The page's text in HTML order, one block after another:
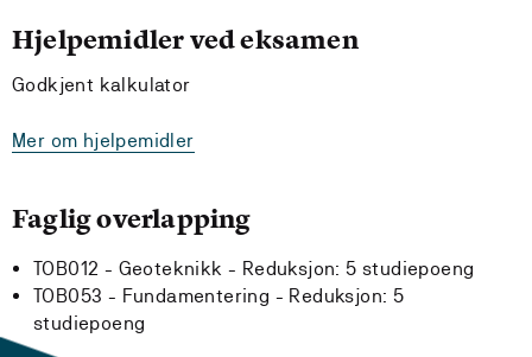
Hjelpemidler ved eksamen
Godkjent kalkulator
Mer om hjelpemidler
Faglig overlapping
TOB012 - Geoteknikk - Reduksjon: 5 studiepoeng
TOB053 - Fundamentering - Reduksjon: 5
studiepoeng